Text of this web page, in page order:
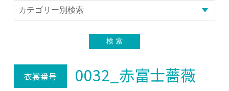
衣裳番号 0032_赤富士薔薇